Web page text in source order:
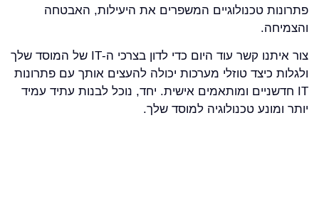
פתרונות טכנולוגיים המשפרים את היעילות, האבטחה
והצמיחה.
צור איתנו קשר עוד היום כדי לדון בצרכי ה-IT של המוסד שלך
ולגלות כיצד טוזלי מערכות יכולה להעצים אותך עם פתרונות
IT חדשניים ומותאמים אישית. יחד, נוכל לבנות עתיד עמיד
יותר ומונע טכנולוגיה למוסד שלך.